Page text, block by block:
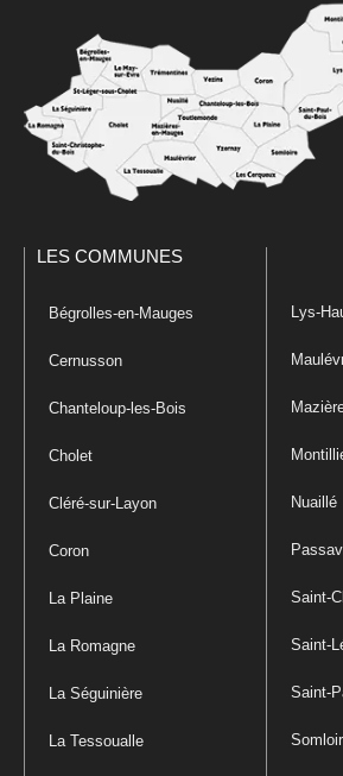
LES COMMUNES
Bégrolles-en-Mauges
Cernusson
Chanteloup-les-Bois
Cholet
Cléré-sur-Layon
Coron
La Plaine
La Romagne
La Séguinière
La Tessoualle
Lys-
Nuaillé
Saint-
Saint-
Saint-